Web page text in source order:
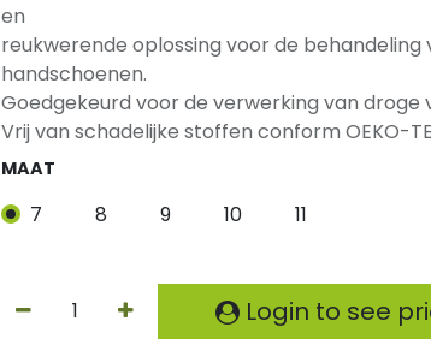
en
reukwerende oplossing voor de behandeling
handschoenen.
Goedgekeurd voor de verwerking van droge
Vrij van schadelijke stoffen conform OEKO-
MAAT
7 8 9 10 11
Login to see